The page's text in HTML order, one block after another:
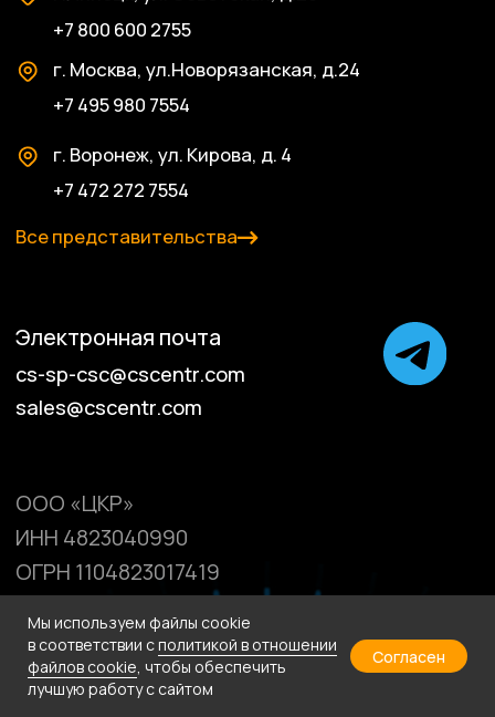
Мы используем файлы cookie
в соответствии сполитикой в отношении
файлов cookie, чтобы обеспечить
лучшую работу с сайтом
Согласен